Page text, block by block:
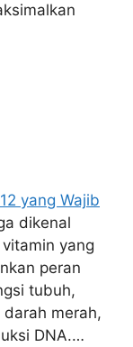
yang Wajib
dikenal
yang
peran
tubuh,
merah,
DNA.…